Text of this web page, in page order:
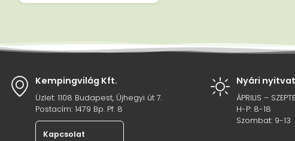
Kempingvilág Kft.
Üzlet: 1108 Budapest, Újhegyi út 7.
Postacím: 1479 Bp. Pf. 8
Kapcsolat
Nyári
ÁPRILIS –
H-P: 8-18
Szombat: 9-13